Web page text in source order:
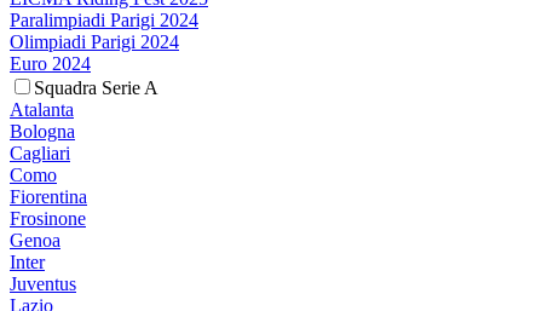
Paralimpiadi Parigi 2024
Olimpiadi Parigi 2024
Euro 2024
Squadra Serie A
Atalanta
Bologna
Cagliari
Como
Fiorentina
Frosinone
Genoa
Inter
Juventus
Lazio